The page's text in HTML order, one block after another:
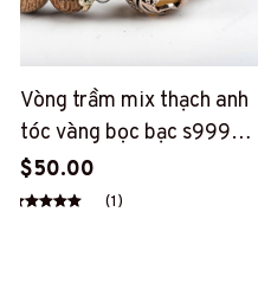
Vòng trầm mix thạch anh
tóc vàng bọc bạc s999
(PT175)
$50.00
(1)